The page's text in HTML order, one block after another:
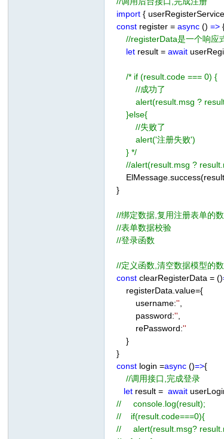
import {
const register =async ()=>
//registerData是一个响应
let result =await
/* if (result.code === 0) {
//成功了
alert(result.msg ?
}else{
//失败了
alert('注册失败')
} */
//alert(result.msg ?
}
//绑定数据,复用注册表单的
//表单数据校验
//登录函数
//定义函数,清空数据模型的
const clearRegisterData = ()
registerData.value={
username:''
password:''
rePassword:''
}
}
const login =async ()=>{
//调用接口,完成登录
let result =await
// console.log(result);
// if(result.code===0){
// alert(result.msg?